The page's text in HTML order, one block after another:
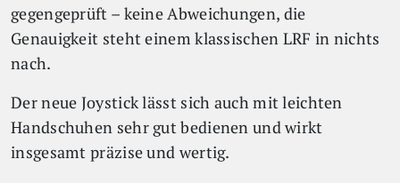
gegengeprüft – keine Abweichungen, die
Genauigkeit steht einem klassischen LRF in nichts
nach.
Der neue Joystick lässt sich auch mit leichten
Handschuhen sehr gut bedienen und wirkt
insgesamt präzise und wertig.